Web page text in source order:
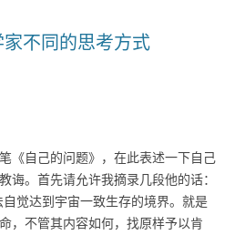
不同的思考方式
《自己的问题》，在此表述一下自己
诲。首先请允许我摘录几段他的话：
觉达到宇宙一致生存的境界。就是
，不管其内容如何，找原样予以肯